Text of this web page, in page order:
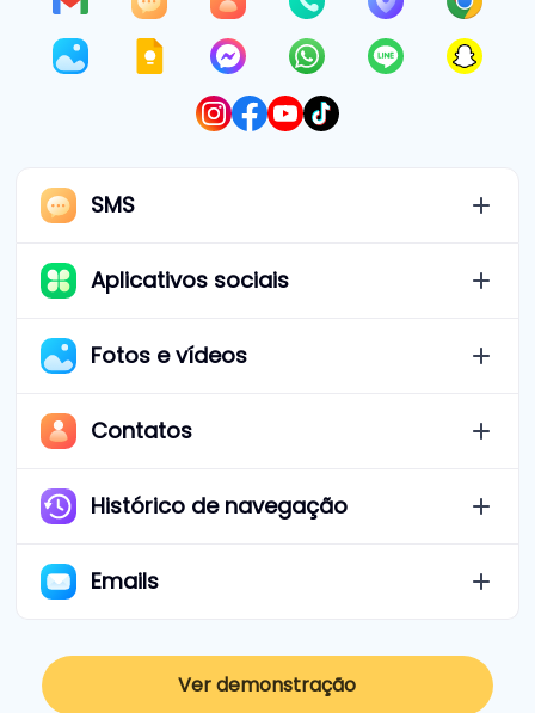
SMS
Aplicativos sociais
Fotos e vídeos
Contatos
Histórico de navegação
Emails
Ver demonstração